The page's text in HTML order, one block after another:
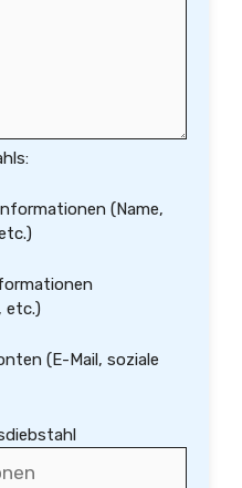
(Name,
etc.)
(E-Mail, soziale